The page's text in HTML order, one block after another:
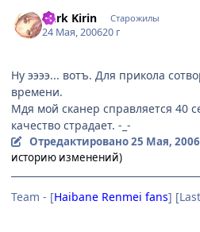
Dark Kirin Старожилы
24 Мая, 200620 г
Ну ээээ... вотъ. Для прикола
времени.
Мдя мой сканер справляется 40
качество страдает. -_-
Отредактировано25 Мая, 2006
историю изменений)
Team - [Haibane Renmei fans]